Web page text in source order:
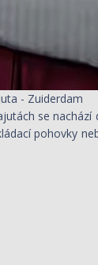
- Zuiderdam
se
pohovky